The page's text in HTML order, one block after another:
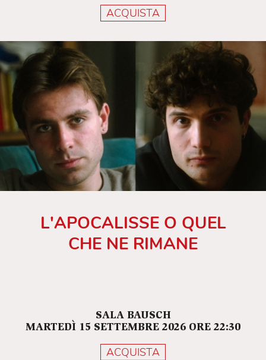
ACQUISTA
L'APOCALISSE O QUEL
CHE NE RIMANE
SALA BAUSCH
MARTEDÌ 15 SETTEMBRE 2026 ORE 22:30
ACQUISTA